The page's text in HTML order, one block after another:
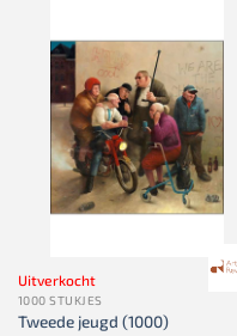
Uitverkocht
1000 STUKJES
Tweede jeugd (1000)